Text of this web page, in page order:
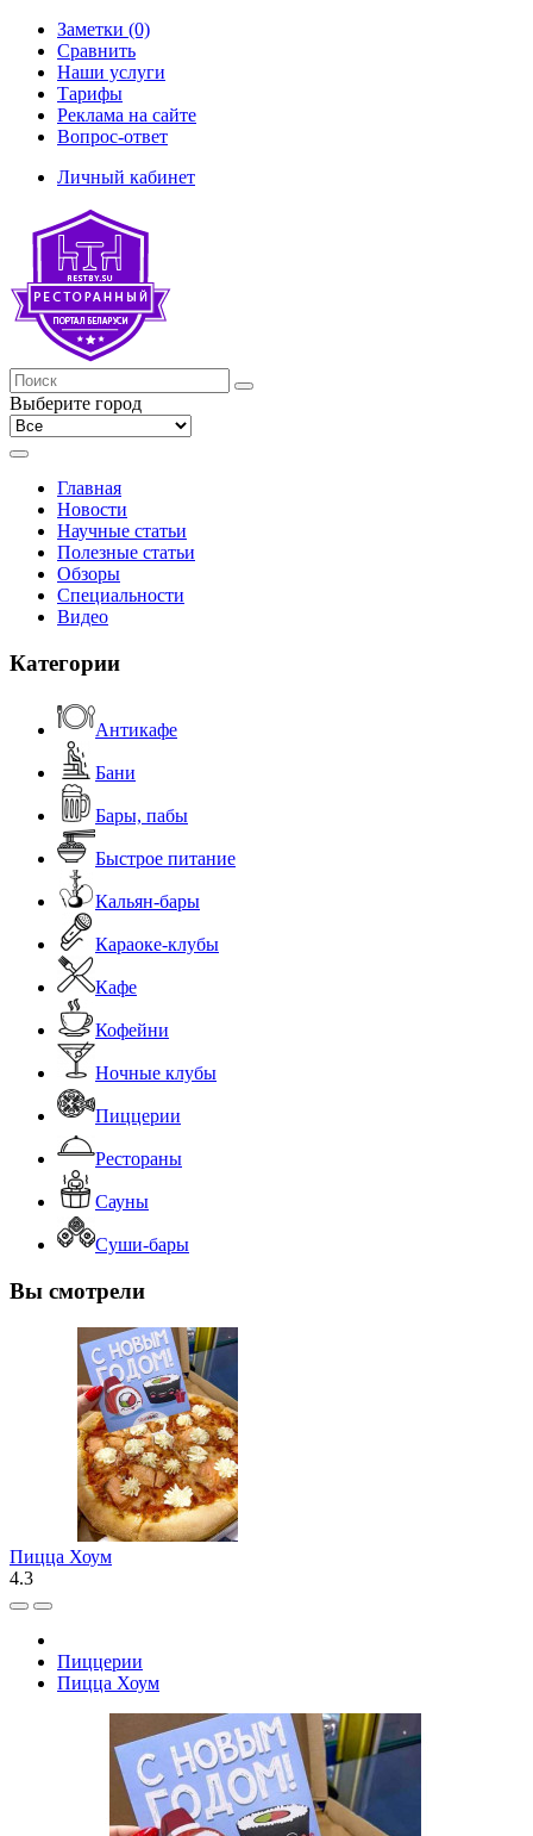
Заметки (0)
Сравнить
Наши услуги
Тарифы
Реклама на сайте
Вопрос-ответ
Личный кабинет
Выберите город
Главная
Новости
Научные статьи
Полезные статьи
Обзоры
Специальности
Видео
Категории
Антикафе
Бани
Бары, пабы
Быстрое питание
Кальян-бары
Караоке-клубы
Кафе
Кофейни
Ночные клубы
Пиццерии
Рестораны
Сауны
Суши-бары
Вы смотрели
Пицца Хоум
4.3
Пиццерии
Пицца Хоум